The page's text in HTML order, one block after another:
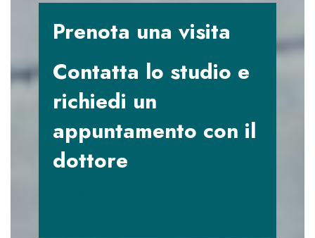
Prenota una visita
Contatta lo studio e
richiedi un
appuntamento con il
dottore